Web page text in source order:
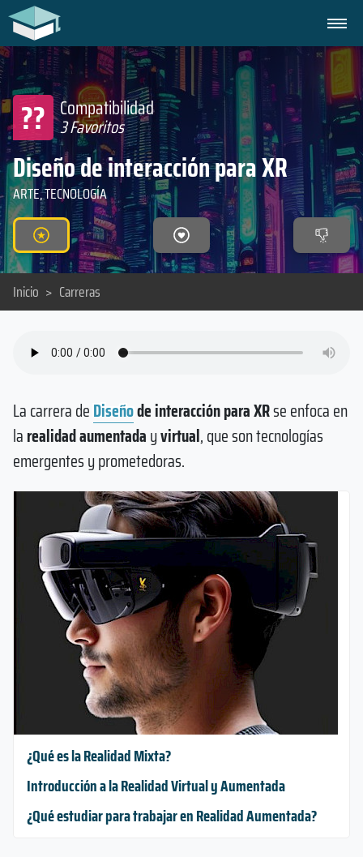
Diseño de interacción para XR
Compatibilidad
3 Favoritos
??
ARTE, TECNOLOGÍA
Inicio > Carreras
La carrera deDiseñode interacción para XRse enfoca en
larealidad aumentadayvirtual, que son tecnologías
emergentes y prometedoras.
¿Qué es la Realidad Mixta?
Introducción a la Realidad Virtual y Aumentada
¿Qué estudiar para trabajar en Realidad Aumentada?